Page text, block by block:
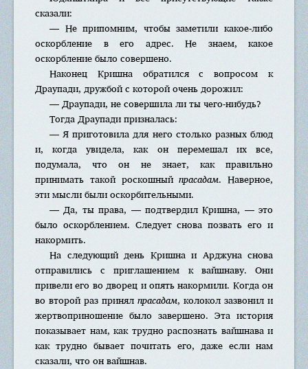
сказали:
— Не припомним, чтобы заметили какое-либо
оскорбление в его адрес. Не знаем, какое
оскорбление было совершено.
Наконец Кришна обратился с вопросом к
Драупади, дружбой с которой очень дорожил:
— Драупади, не совершила ли ты чего-нибудь?
Тогда Драупади призналась:
— Я приготовила для него столько разных блюд
и, когда увидела, как он перемешал их все,
подумала, что он не знает, как правильно
принимать такой роскошныйпрасадам. Наверное,
эти мысли были оскорбительными.
— Да, ты права, — подтвердил Кришна, — это
было оскорблением. Следует снова позвать его и
накормить.
На следующий день Кришна и Арджуна снова
отправились с приглашением к вайшнаву. Они
привели его во дворец и опять накормили. Когда он
во второй раз принял прасадам, колокол зазвонил и
жертвоприношение было завершено. Эта история
показывает нам, как трудно распознать вайшнава и
как трудно бывает почитать его, даже если нам
сказали, что он вайшнав.